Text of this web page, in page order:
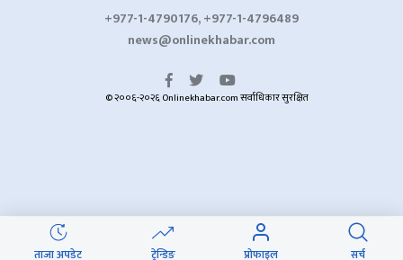
ताजा अपडेट ट्रेन्डिङ प्रोफाइल सर्च
+977-1-4790176, +977-1-4796489
news@onlinekhabar.com
© २००६-२०२६ Onlinekhabar.com सर्वाधिकार सुरक्षित